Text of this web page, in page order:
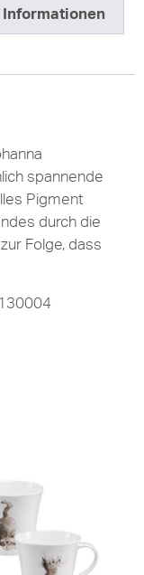
spannende
Pigment
durch die
Folge, dass